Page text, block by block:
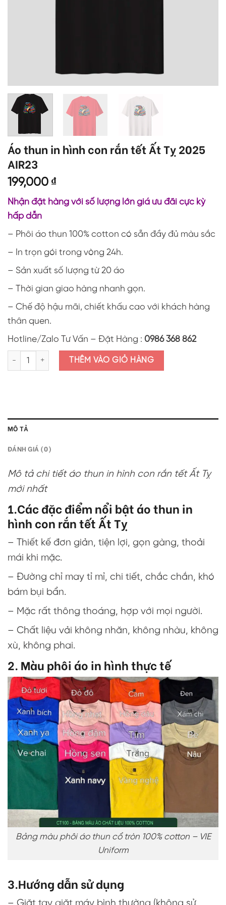
Áo thun in hình con rắn tết Ất Tỵ 2025
AIR23
199,000 ₫
Nhận đặt hàng với số lượng lớn giá ưu đãi cực kỳ
hấp dẫn
– Phôi áo thun 100% cotton có sẵn đầy đủ màu sắc
– In trọn gói trong vòng 24h.
– Sản xuất số lượng từ 20 áo
– Thời gian giao hàng nhanh gọn.
– Chế độ hậu mãi, chiết khấu cao với khách hàng
thân quen.
Hotline/Zalo Tư Vấn – Đặt Hàng : 0986 368 862
Áo thun in hình con rắn tết Ất Tỵ 2025 AIR23 số lượng
THÊM VÀO GIỎ HÀNG
MÔ TẢ
ĐÁNH GIÁ (0)
Mô tả chi tiết áo thun in hình con rắn tết Ất Tỵ
mới nhất
1.Các đặc điểm nổi bật áo thun in
hình con rắn tết Ất Tỵ
– Thiết kế đơn giản, tiện lợi, gọn gàng, thoải
mái khi mặc.
– Đường chỉ may tỉ mỉ, chi tiết, chắc chắn, khó
bám bụi bẩn.
– Mặc rất thông thoáng, hợp với mọi người.
– Chất liệu vải không nhăn, không nhàu, không
xù, không phai.
2. Màu phôi áo in hình thực tế
Bảng màu phôi áo thun cổ tròn 100% cotton – VIE
Uniform
3.Hướng dẫn sử dụng